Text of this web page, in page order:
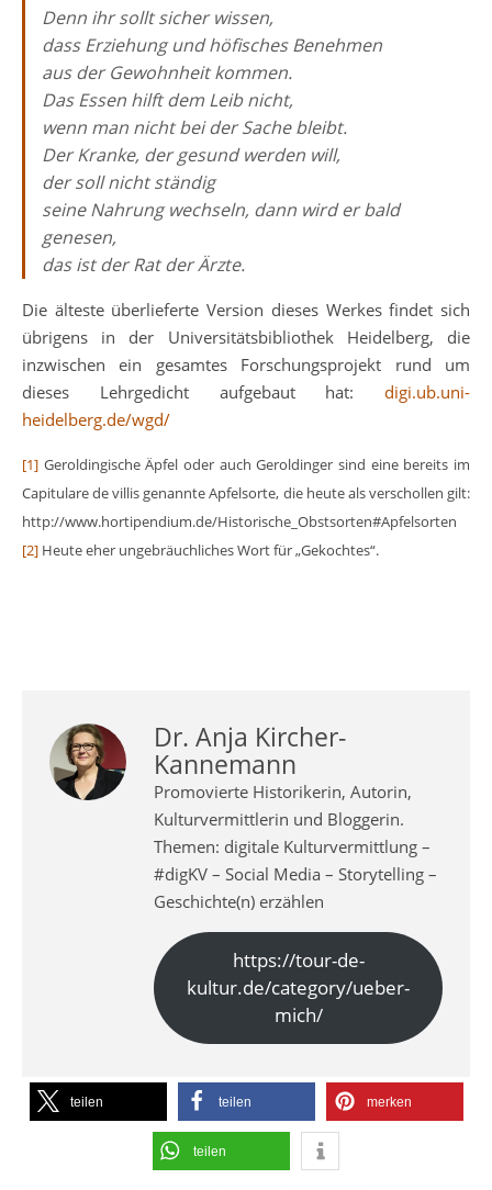
Denn ihr sollt sicher wissen,
dass Erziehung und höfisches Benehmen
aus der Gewohnheit kommen.
Das Essen hilft dem Leib nicht,
wenn man nicht bei der Sache bleibt.
Der Kranke, der gesund werden will,
der soll nicht ständig
seine Nahrung wechseln, dann wird er bald
genesen,
das ist der Rat der Ärzte.
Die älteste überlieferte Version dieses Werkes findet sich
übrigens in der Universitätsbibliothek Heidelberg, die
inzwischen ein gesamtes Forschungsprojekt rund um
dieses Lehrgedicht aufgebaut hat: digi.ub.uni-
heidelberg.de/wgd/
[1] Geroldingische Äpfel oder auch Geroldinger sind eine bereits im
Capitulare de villis genannte Apfelsorte, die heute als verschollen gilt:
http://www.hortipendium.de/Historische_Obstsorten#Apfelsorten
[2] Heute eher ungebräuchliches Wort für „Gekochtes“.
Dr. Anja Kircher-
Kannemann
Promovierte Historikerin, Autorin,
Kulturvermittlerin und Bloggerin.
Themen: digitale Kulturvermittlung –
#digKV – Social Media – Storytelling –
Geschichte(n) erzählen
https://tour-de-
kultur.de/category/ueber-
mich/
teilen teilen merken
teilen